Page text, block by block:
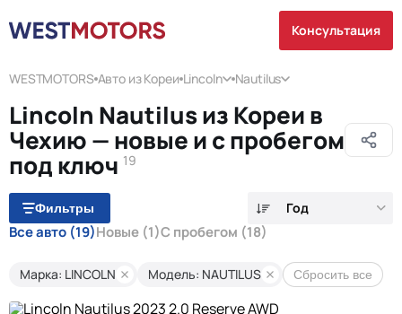
Консультация
WESTMOTORS Авто из Кореи Lincoln Nautilus
Lincoln Nautilus из Кореи в
Чехию — новые и с пробегом
под ключ 19
Фильтры Год
Все авто (19)Новые (1)С пробегом (18)
Марка: LINCOLN Модель: NAUTILUS Сбросить все